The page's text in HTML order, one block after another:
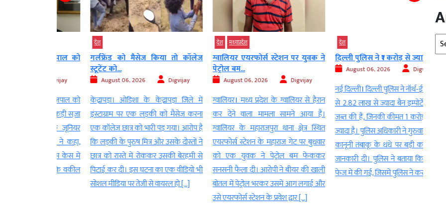
गर्लफ्रेंड को मैसेज किया तो कॉलेज
स्टूटेंट को...
August 06, 2026 Digvijay
केंद्रापड़ा। ओडिशा के केंद्रापड़ा जिले में
इंस्टाग्राम पर एक लड़की को मैसेज करना
एक कॉलेज छात्र को भारी पड़ गया। आरोप है
कि लड़की के पुरुष मित्र और उसके दोस्तों ने
छात्र को रास्ते में रोककर उसकी बेरहमी से
पिटाई कर दी। इस घटना का एक वीडियो भी
सोशल मीडिया पर तेजी से वायरल हो […]
मध्‍यप्रदेश
ग्वालियर एयरफोर्स स्टेशन पर युवक ने
पेट्रोल बम...
August 06, 2026 Digvijay
ग्वालियर। मध्य प्रदेश के ग्वालियर से हैरान
कर देने वाला मामला सामने आया है।
ग्वालियर के महाराजपुरा थाना क्षेत्र स्थित
एयरफोर्स स्टेशन के महाराज गेट पर बुधवार
को एक युवक ने पेट्रोल बम फेंककर
सनसनी फैला दी। आरोपी ने बीयर की खाली
बोतल में पेट्रोल भरकर उसमें आग लगाई और
उसे एयरफोर्स स्टेशन के प्रवेश द्वार […]
दिल्ली पुलिस ने ₹1 करोड़ से ज्यादा की...
August 06, 2026 Digvijay
नई दिल्ली। दिल्ली पुलिस ने नॉर्थ-ईस्ट दिल्ली
से 2.82 लाख से ज्यादा बैन इम्पोर्टेड सिगरेट
जब्त की हैं, जिनकी कीमत 1 करोड़ रुपये से
ज्यादा है। पुलिस अधिकारी ने गुरुवार को गैर-
कानूनी तंबाकू के धंधे पर बड़ी कार्रवाई की
जानकारी दी। पुलिस ने बताया कि जब्ती दो
फेज में की गई, जिसमें पुलिस ने करावल […]